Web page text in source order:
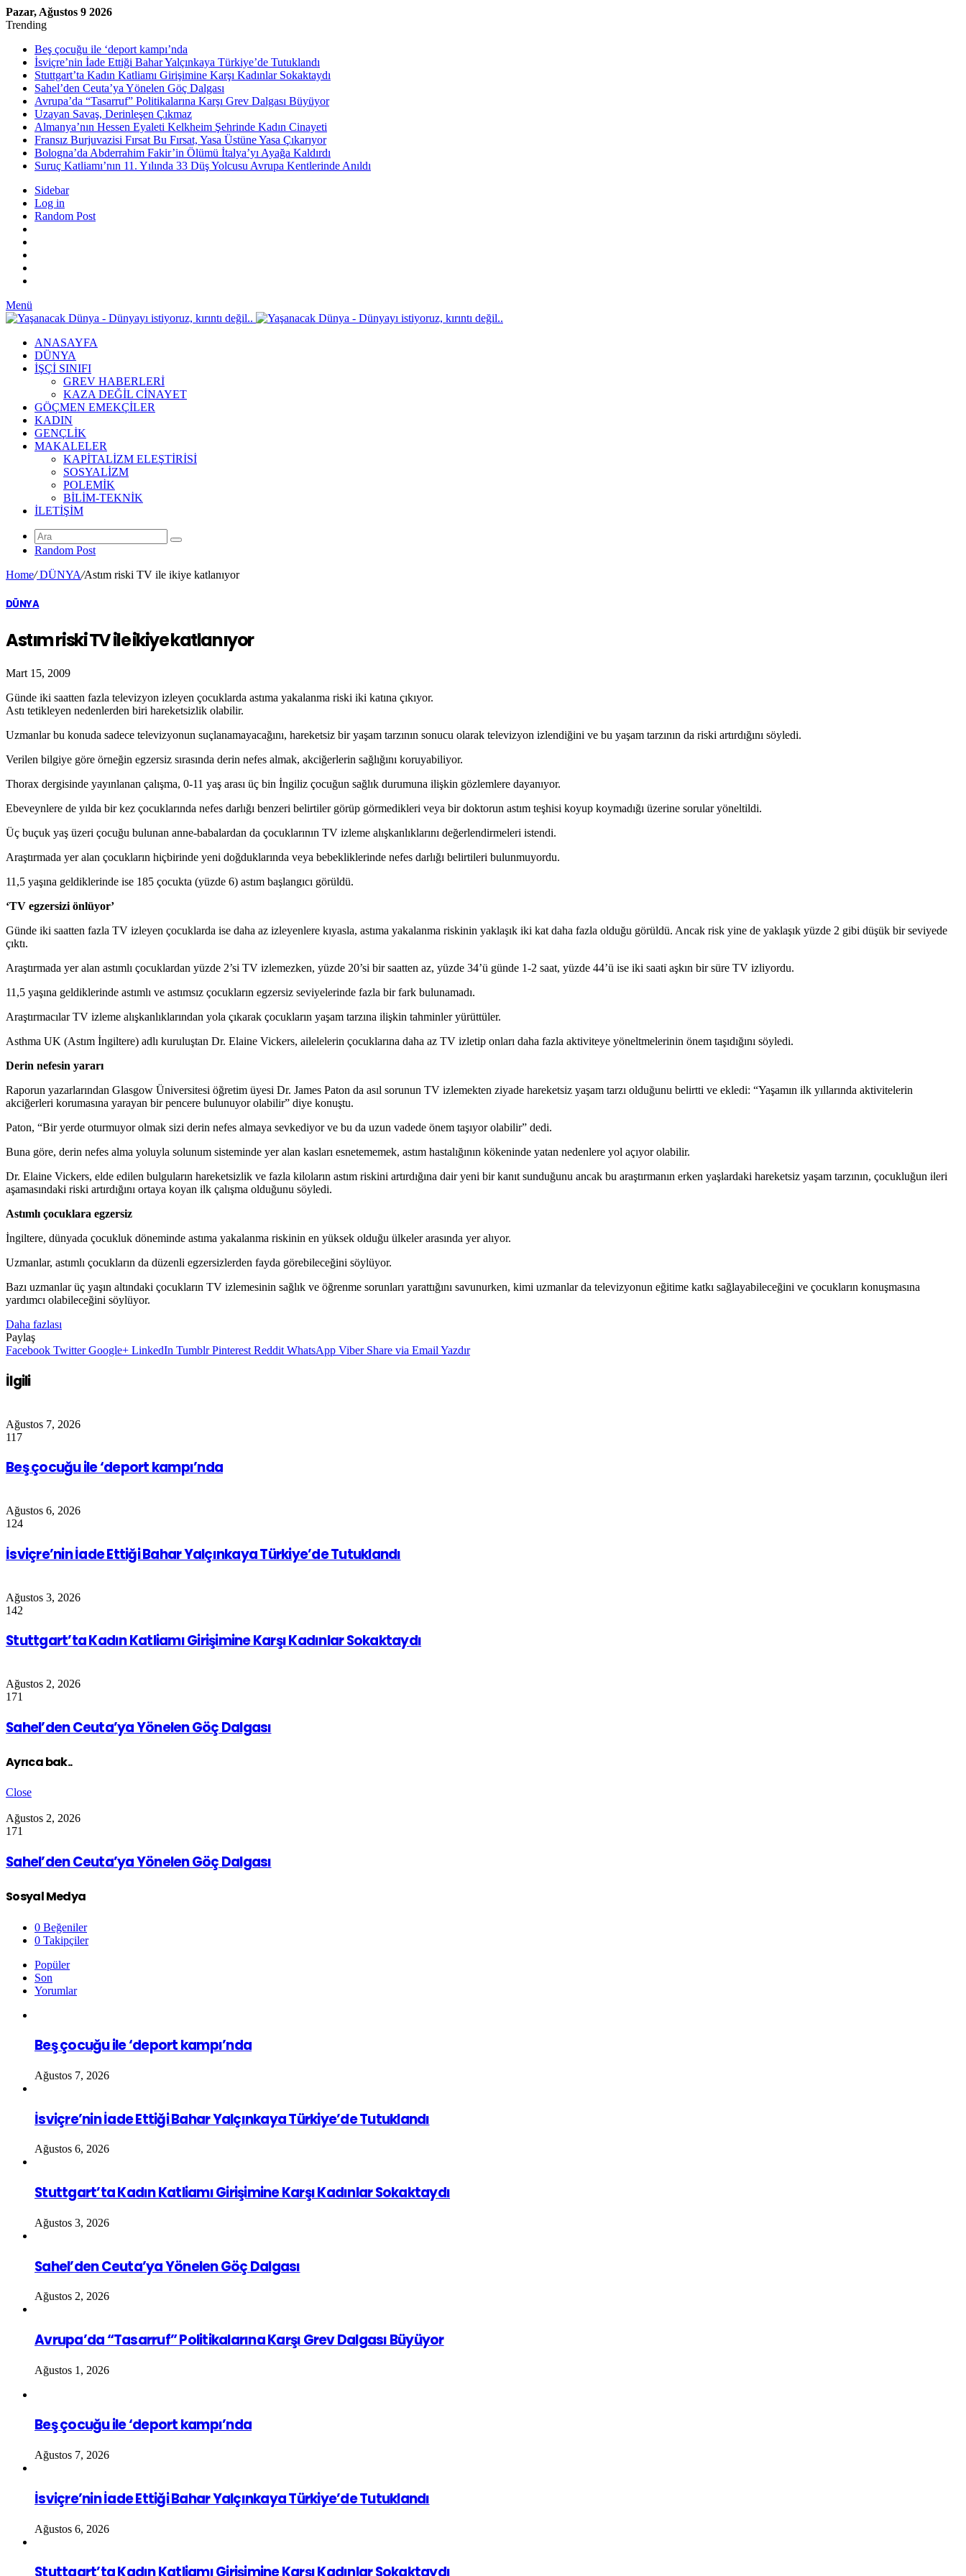
Pazar, Ağustos 9 2026
Trending
Beş çocuğu ile ‘deport kampı’nda
İsviçre’nin İade Ettiği Bahar Yalçınkaya Türkiye’de Tutuklandı
Stuttgart’ta Kadın Katliamı Girişimine Karşı Kadınlar Sokaktaydı
Sahel’den Ceuta’ya Yönelen Göç Dalgası
Avrupa’da “Tasarruf” Politikalarına Karşı Grev Dalgası Büyüyor
Uzayan Savaş, Derinleşen Çıkmaz
Almanya’nın Hessen Eyaleti Kelkheim Şehrinde Kadın Cinayeti
Fransız Burjuvazisi Fırsat Bu Fırsat, Yasa Üstüne Yasa Çıkarıyor
Bologna’da Abderrahim Fakir’in Ölümü İtalya’yı Ayağa Kaldırdı
Suruç Katliamı’nın 11. Yılında 33 Düş Yolcusu Avrupa Kentlerinde Anıldı
Sidebar
Log in
Random Post
Menü
ANASAYFA
DÜNYA
İŞÇİ SINIFI
GREV HABERLERİ
KAZA DEĞİL CİNAYET
GÖÇMEN EMEKÇİLER
KADIN
GENÇLİK
MAKALELER
KAPİTALİZM ELEŞTİRİSİ
SOSYALİZM
POLEMİK
BİLİM-TEKNİK
ILETIŞIM
Random Post
Home/DÜNYA/Astım riski TV ile ikiye katlanıyor
DÜNYA
Astım riski TV ile ikiye katlanıyor
Mart 15, 2009
Günde iki saatten fazla televizyon izleyen çocuklarda astıma yakalanma riski iki katına çıkıyor.
Astı tetikleyen nedenlerden biri hareketsizlik olabilir.
Uzmanlar bu konuda sadece televizyonun suçlanamayacağını, hareketsiz bir yaşam tarzının sonucu olarak televizyon izlendiğini ve bu yaşam tarzının da riski artırdığını söyledi.
Verilen bilgiye göre örneğin egzersiz sırasında derin nefes almak, akciğerlerin sağlığını koruyabiliyor.
Thorax dergisinde yayınlanan çalışma, 0-11 yaş arası üç bin İngiliz çocuğun sağlık durumuna ilişkin gözlemlere dayanıyor.
Ebeveynlere de yılda bir kez çocuklarında nefes darlığı benzeri belirtiler görüp görmedikleri veya bir doktorun astım teşhisi koyup koymadığı üzerine sorular yöneltildi.
Üç buçuk yaş üzeri çocuğu bulunan anne-babalardan da çocuklarının TV izleme alışkanlıklarını değerlendirmeleri istendi.
Araştırmada yer alan çocukların hiçbirinde yeni doğduklarında veya bebekliklerinde nefes darlığı belirtileri bulunmuyordu.
11,5 yaşına geldiklerinde ise 185 çocukta (yüzde 6) astım başlangıcı görüldü.
‘TV egzersizi önlüyor’
Günde iki saatten fazla TV izleyen çocuklarda ise daha az izleyenlere kıyasla, astıma yakalanma riskinin yaklaşık iki kat daha fazla olduğu görüldü. Ancak risk yine de yaklaşık yüzde 2 gibi düşük bir seviyede
çıktı.
Araştırmada yer alan astımlı çocuklardan yüzde 2’si TV izlemezken, yüzde 20’si bir saatten az, yüzde 34’ü günde 1-2 saat, yüzde 44’ü ise iki saati aşkın bir süre TV izliyordu.
11,5 yaşına geldiklerinde astımlı ve astımsız çocukların egzersiz seviyelerinde fazla bir fark bulunamadı.
Araştırmacılar TV izleme alışkanlıklarından yola çıkarak çocukların yaşam tarzına ilişkin tahminler yürüttüler.
Asthma UK (Astım İngiltere) adlı kuruluştan Dr. Elaine Vickers, ailelelerin çocuklarına daha az TV izletip onları daha fazla aktiviteye yöneltmelerinin önem taşıdığını söyledi.
Derin nefesin yararı
Raporun yazarlarından Glasgow Üniversitesi öğretim üyesi Dr. James Paton da asıl sorunun TV izlemekten ziyade hareketsiz yaşam tarzı olduğunu belirtti ve ekledi: “Yaşamın ilk yıllarında aktivitelerin
akciğerleri korumasına yarayan bir pencere bulunuyor olabilir” diye konuştu.
Paton, “Bir yerde oturmuyor olmak sizi derin nefes almaya sevkediyor ve bu da uzun vadede önem taşıyor olabilir” dedi.
Buna göre, derin nefes alma yoluyla solunum sisteminde yer alan kasları esnetememek, astım hastalığının kökeninde yatan nedenlere yol açıyor olabilir.
Dr. Elaine Vickers, elde edilen bulguların hareketsizlik ve fazla kiloların astım riskini artırdığına dair yeni bir kanıt sunduğunu ancak bu araştırmanın erken yaşlardaki hareketsiz yaşam tarzının, çocukluğun ileri
aşamasındaki riski artırdığını ortaya koyan ilk çalışma olduğunu söyledi.
Astımlı çocuklara egzersiz
İngiltere, dünyada çocukluk döneminde astıma yakalanma riskinin en yüksek olduğu ülkeler arasında yer alıyor.
Uzmanlar, astımlı çocukların da düzenli egzersizlerden fayda görebileceğini söylüyor.
Bazı uzmanlar üç yaşın altındaki çocukların TV izlemesinin sağlık ve öğrenme sorunları yarattığını savunurken, kimi uzmanlar da televizyonun eğitime katkı sağlayabileceğini ve çocukların konuşmasına
yardımcı olabileceğini söylüyor.
Daha fazlası
Paylaş
Facebook Twitter Google+ LinkedIn Tumblr Pinterest Reddit WhatsApp Viber Share via Email Yazdır
İlgili
Ağustos 7, 2026
117
Beş çocuğu ile ‘deport kampı’nda
Ağustos 6, 2026
124
İsviçre’nin İade Ettiği Bahar Yalçınkaya Türkiye’de Tutuklandı
Ağustos 3, 2026
142
Stuttgart’ta Kadın Katliamı Girişimine Karşı Kadınlar Sokaktaydı
Ağustos 2, 2026
171
Sahel’den Ceuta’ya Yönelen Göç Dalgası
Ayrıca bak..
Close
Ağustos 2, 2026
171
Sahel’den Ceuta’ya Yönelen Göç Dalgası
Sosyal Medya
0 Beğeniler
0 Takipçiler
Popüler
Son
Yorumlar
Beş çocuğu ile ‘deport kampı’nda
Ağustos 7, 2026
İsviçre’nin İade Ettiği Bahar Yalçınkaya Türkiye’de Tutuklandı
Ağustos 6, 2026
Stuttgart’ta Kadın Katliamı Girişimine Karşı Kadınlar Sokaktaydı
Ağustos 3, 2026
Sahel’den Ceuta’ya Yönelen Göç Dalgası
Ağustos 2, 2026
Avrupa’da “Tasarruf” Politikalarına Karşı Grev Dalgası Büyüyor
Ağustos 1, 2026
Beş çocuğu ile ‘deport kampı’nda
Ağustos 7, 2026
İsviçre’nin İade Ettiği Bahar Yalçınkaya Türkiye’de Tutuklandı
Ağustos 6, 2026